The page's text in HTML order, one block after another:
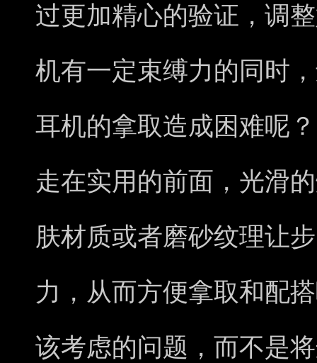
过更加精心的验证，调
机有一定束缚力的同时
耳机的拿取造成困难呢
走在实用的前面，光滑
肤材质或者磨砂纹理让
力，从而方便拿取和配
该考虑的问题，而不是